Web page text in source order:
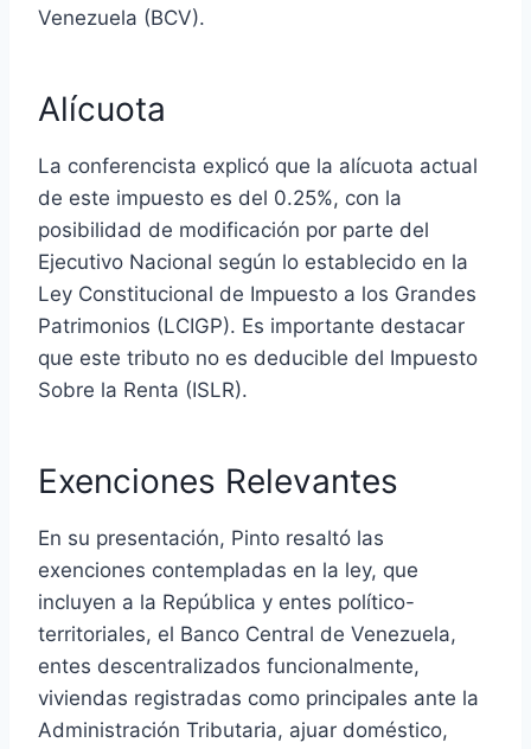
Venezuela (BCV).
Alícuota
La conferencista explicó que la alícuota actual
de este impuesto es del 0.25%, con la
posibilidad de modificación por parte del
Ejecutivo Nacional según lo establecido en la
Ley Constitucional de Impuesto a los Grandes
Patrimonios (LCIGP). Es importante destacar
que este tributo no es deducible del Impuesto
Sobre la Renta (ISLR).
Exenciones Relevantes
En su presentación, Pinto resaltó las
exenciones contempladas en la ley, que
incluyen a la República y entes político-
territoriales, el Banco Central de Venezuela,
entes descentralizados funcionalmente,
viviendas registradas como principales ante la
Administración Tributaria, ajuar doméstico,